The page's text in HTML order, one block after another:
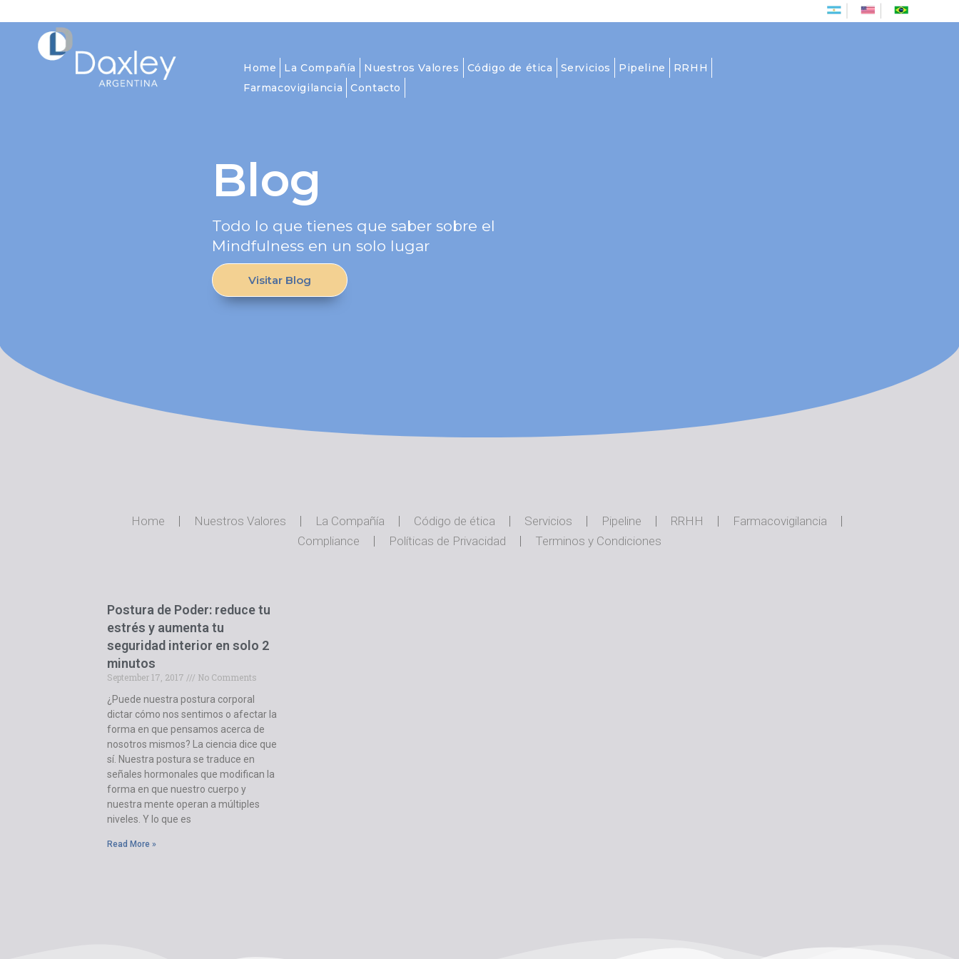
Home La Compañía Nuestros Valores Código de ética Servicios Pipeline
RRHH
Farmacovigilancia
Contacto
Blog
Todo lo que tienes que saber sobre el
Mindfulness en un solo lugar
Visitar Blog
Home Nuestros Valores La Compañía Código de ética Servicios Pipeline RRHH
Farmacovigilancia
Compliance
Políticas de Privacidad Terminos y Condiciones
Postura de Poder: reduce tu
estrés y aumenta tu
seguridad interior en solo 2
minutos
September 17, 2017
No Comments
¿Puede nuestra postura corporal
dictar cómo nos sentimos o afectar la
forma en que pensamos acerca de
nosotros mismos? La ciencia dice que
sí. Nuestra postura se traduce en
señales hormonales que modifican la
forma en que nuestro cuerpo y
nuestra mente operan a múltiples
niveles. Y lo que es
Read More »